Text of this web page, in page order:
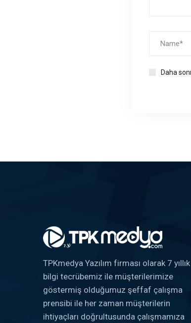
Daha
TPKmedya Yazılım firması olarak 7 yıllık
bilgi tecrübemiz ile müşterilerimize
göstermiş olduğumuz şeffaf çalışma
prensibi ile her zaman müşterilerin
ihtiyaçları doğrultusunda çalışmamıza